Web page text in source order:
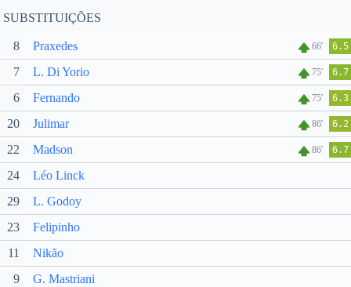
SUBSTITUIÇÕES
8 Praxedes 66' 6.5
7 L. Di Yorio 75' 6.7
6 Fernando 75' 6.3
20 Julimar 86' 6.2
22 Madson 86' 6.7
24
Léo Linck
29
L. Godoy
23
Felipinho
11
Nikão
9
G. Mastriani